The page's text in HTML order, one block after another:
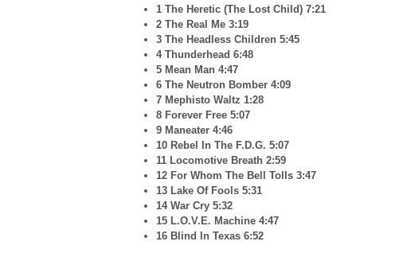
1 The Heretic (The Lost Child) 7:21
2 The Real Me 3:19
3 The Headless Children 5:45
4 Thunderhead 6:48
5 Mean Man 4:47
6 The Neutron Bomber 4:09
7 Mephisto Waltz 1:28
8 Forever Free 5:07
9 Maneater 4:46
10 Rebel In The F.D.G. 5:07
11 Locomotive Breath 2:59
12 For Whom The Bell Tolls 3:47
13 Lake Of Fools 5:31
14 War Cry 5:32
15 L.O.V.E. Machine 4:47
16 Blind In Texas 6:52